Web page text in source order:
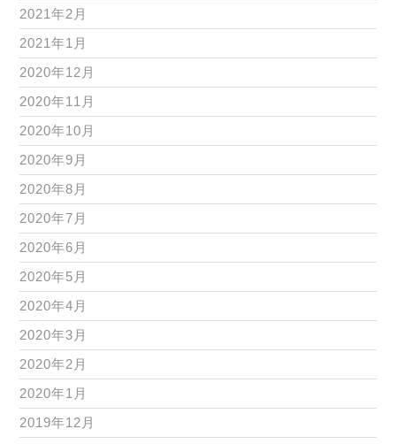
2021年2月
2021年1月
2020年12月
2020年11月
2020年10月
2020年9月
2020年8月
2020年7月
2020年6月
2020年5月
2020年4月
2020年3月
2020年2月
2020年1月
2019年12月